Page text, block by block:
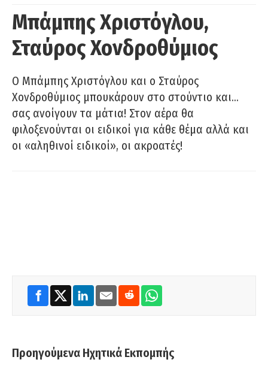
Μπάμπης Χριστόγλου,
Σταύρος Χονδροθύμιος
O Μπάμπης Χριστόγλου και ο Σταύρος
Χονδροθύμιος μπουκάρουν στο στούντιο και…
σας ανοίγουν τα μάτια! Στον αέρα θα
φιλοξενούνται οι ειδικοί για κάθε θέμα αλλά και
οι «αληθινοί ειδικοί», οι ακροατές!
Προηγούμενα Ηχητικά Εκπομπής